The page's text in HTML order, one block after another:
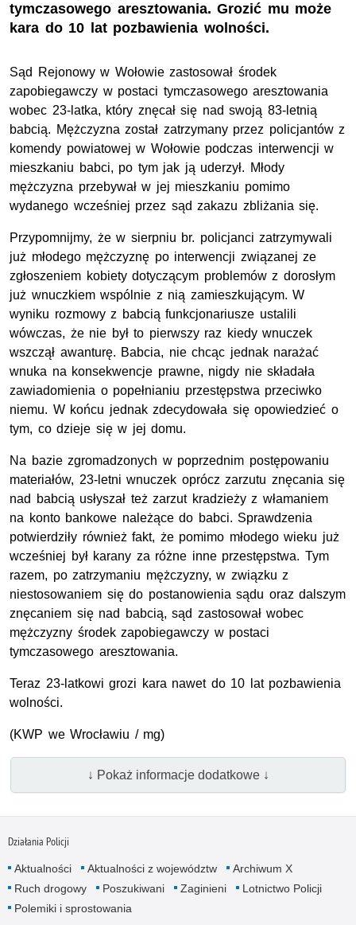
tymczasowego aresztowania. Grozić mu może
kara do 10 lat pozbawienia wolności.
Sąd Rejonowy w Wołowie zastosował środek
zapobiegawczy w postaci tymczasowego aresztowania
wobec 23-latka, który znęcał się nad swoją 83-letnią
babcią. Mężczyzna został zatrzymany przez policjantów z
komendy powiatowej w Wołowie podczas interwencji w
mieszkaniu babci, po tym jak ją uderzył. Młody
mężczyzna przebywał w jej mieszkaniu pomimo
wydanego wcześniej przez sąd zakazu zbliżania się.
Przypomnijmy, że w sierpniu br. policjanci zatrzymywali
już młodego mężczyznę po interwencji związanej ze
zgłoszeniem kobiety dotyczącym problemów z dorosłym
już wnuczkiem wspólnie z nią zamieszkującym. W
wyniku rozmowy z babcią funkcjonariusze ustalili
wówczas, że nie był to pierwszy raz kiedy wnuczek
wszczął awanturę. Babcia, nie chcąc jednak narażać
wnuka na konsekwencje prawne, nigdy nie składała
zawiadomienia o popełnianiu przestępstwa przeciwko
niemu. W końcu jednak zdecydowała się opowiedzieć o
tym, co dzieje się w jej domu.
Na bazie zgromadzonych w poprzednim postępowaniu
materiałów, 23-letni wnuczek oprócz zarzutu znęcania się
nad babcią usłyszał też zarzut kradzieży z włamaniem
na konto bankowe należące do babci. Sprawdzenia
potwierdziły również fakt, że pomimo młodego wieku już
wcześniej był karany za różne inne przestępstwa. Tym
razem, po zatrzymaniu mężczyzny, w związku z
niestosowaniem się do postanowienia sądu oraz dalszym
znęcaniem się nad babcią, sąd zastosował wobec
mężczyzny środek zapobiegawczy w postaci
tymczasowego aresztowania.
Teraz 23-latkowi grozi kara nawet do 10 lat pozbawienia
wolności.
(KWP we Wrocławiu / mg)
↓ Pokaż informacje dodatkowe ↓
Działania Policji
Aktualności Aktualności z województw
Archiwum X
Ruch drogowy
Poszukiwani Zaginieni
Lotnictwo Policji
Polemiki i sprostowania